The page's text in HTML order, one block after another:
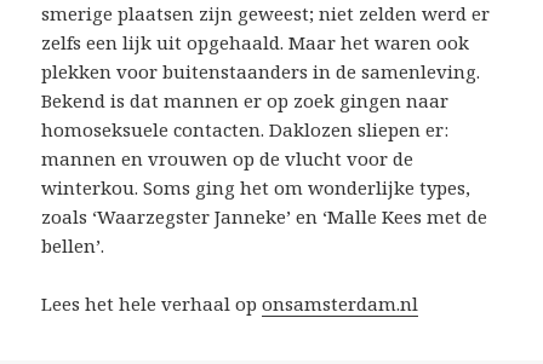
smerige plaatsen zijn geweest; niet zelden werd er
zelfs een lijk uit opgehaald. Maar het waren ook
plekken voor buitenstaanders in de samenleving.
Bekend is dat mannen er op zoek gingen naar
homoseksuele contacten. Daklozen sliepen er:
mannen en vrouwen op de vlucht voor de
winterkou. Soms ging het om wonderlijke types,
zoals ‘Waarzegster Janneke’ en ‘Malle Kees met de
bellen’.
Lees het hele verhaal oponsamsterdam.nl